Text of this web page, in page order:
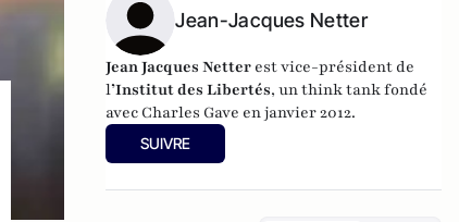
Jean-Jacques Netter
Jean Jacques Netter est vice-président de
l’Institut des Libertés, un think tank fondé
avec Charles Gave en janvier 2012.
SUIVRE